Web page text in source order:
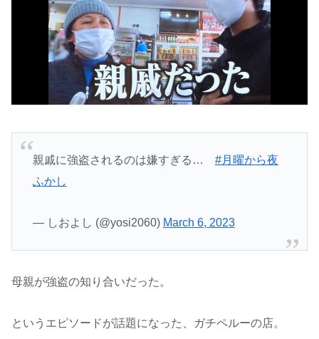
親戚に強盗されるのは嫌すぎる… #月曜から夜
ふかし
— しおよし (@yosi2060) March 6, 2023
母親が強盗の知り合いだった。
というエピソードが話題になった、ガチペルーの店。